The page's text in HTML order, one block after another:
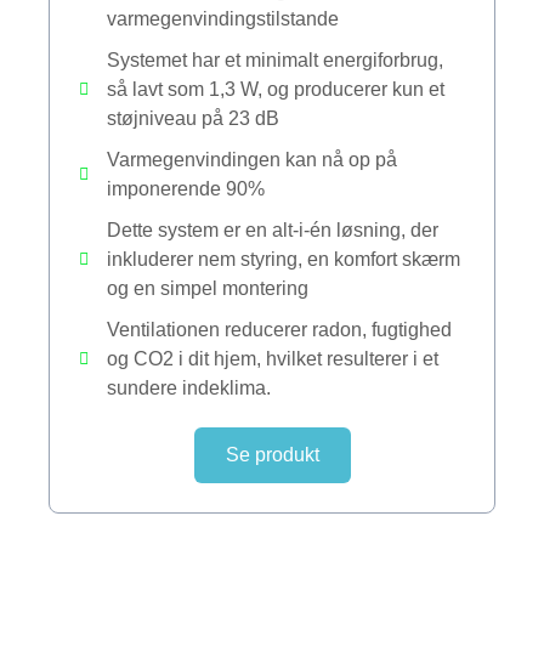
varmegenvindingstilstande
Systemet har et minimalt energiforbrug,
så lavt som 1,3 W, og producerer kun et
støjniveau på 23 dB
Varmegenvindingen kan nå op på
imponerende 90%
Dette system er en alt-i-én løsning, der
inkluderer nem styring, en komfort skærm
og en simpel montering
Ventilationen reducerer radon, fugtighed
og CO2 i dit hjem, hvilket resulterer i et
sundere indeklima.
Se produkt